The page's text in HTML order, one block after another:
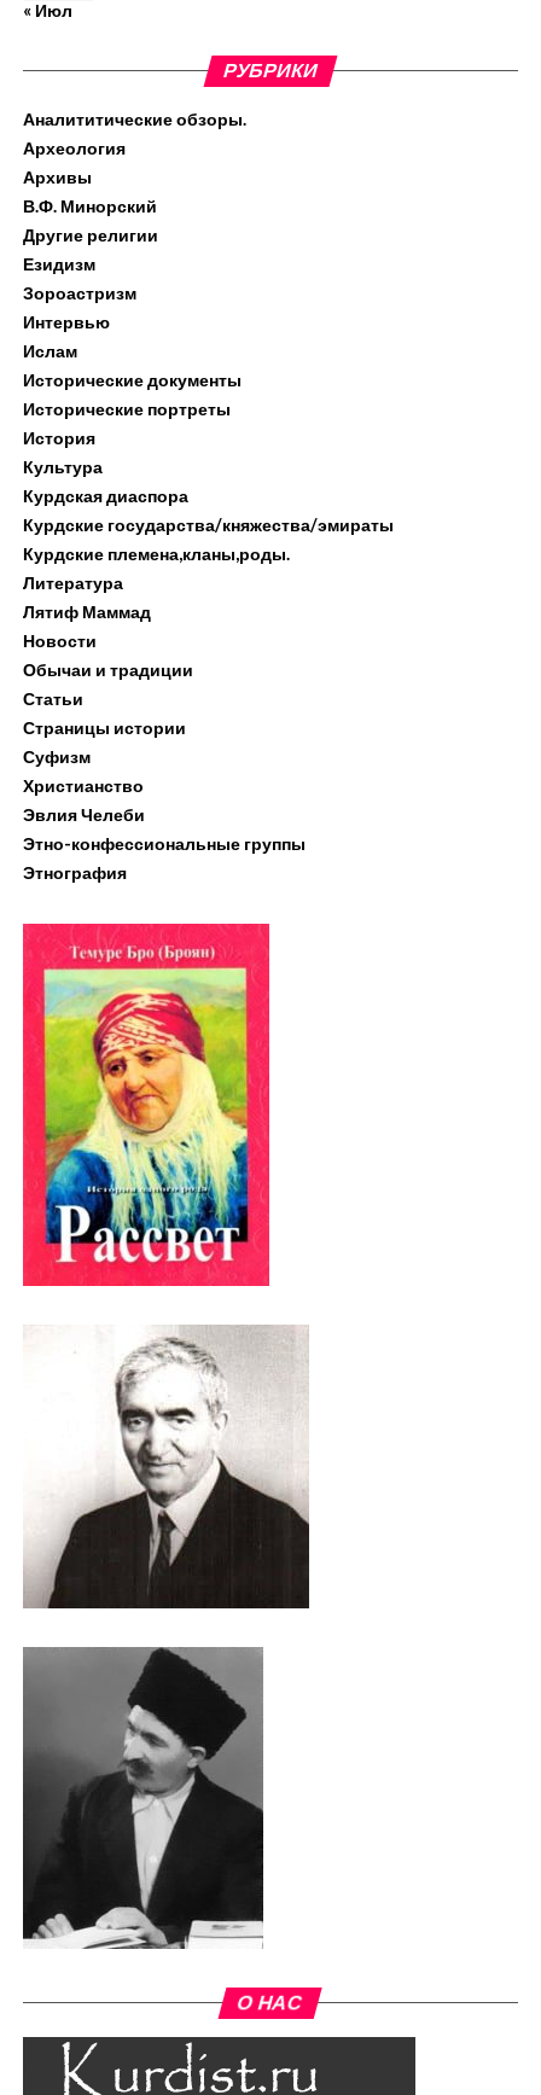
« Июл
РУБРИКИ
Аналититические обзоры.
Археология
Архивы
В.Ф. Минорский
Другие религии
Езидизм
Зороастризм
Интервью
Ислам
Исторические документы
Исторические портреты
История
Культура
Курдская диаспора
Курдские государства/княжества/эмираты
Курдские племена,кланы,роды.
Литература
Лятиф Маммад
Новости
Обычаи и традиции
Статьи
Страницы истории
Суфизм
Христианство
Эвлия Челеби
Этно-конфессиональные группы
Этнография
О НАС